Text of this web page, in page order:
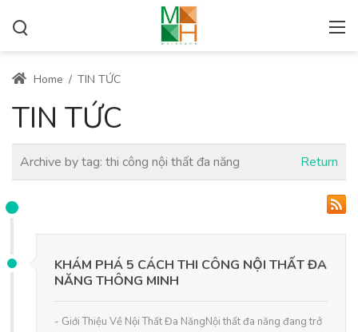
Home / TIN TỨC
TIN TỨC
Archive by tag: thi công nội thất đa năng Return
KHÁM PHÁ 5 CÁCH THI CÔNG NỘI THẤT ĐA
NĂNG THÔNG MINH
- Giới Thiệu Về Nội Thất Đa NăngNội thất đa năng đang trở